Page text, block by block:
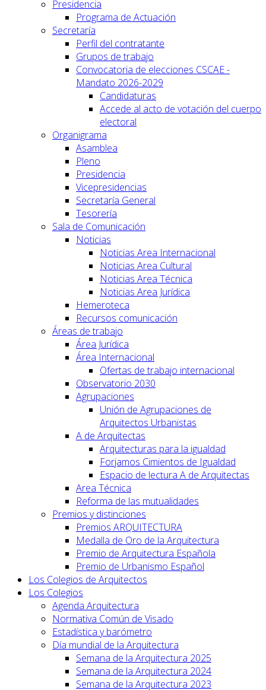
Presidencia
Programa de Actuación
Secretaría
Perfil del contratante
Grupos de trabajo
Convocatoria de elecciones CSCAE -
Mandato 2026-2029
Candidaturas
Accede al acto de votación del cuerpo
electoral
Organigrama
Asamblea
Pleno
Presidencia
Vicepresidencias
Secretaría General
Tesorería
Sala de Comunicación
Noticias
Noticias Area Internacional
Noticias Area Cultural
Noticias Area Técnica
Noticias Area Jurídica
Hemeroteca
Recursos comunicación
Áreas de trabajo
Área Jurídica
Área Internacional
Ofertas de trabajo internacional
Observatorio 2030
Agrupaciones
Unión de Agrupaciones de
Arquitectos Urbanistas
A de Arquitectas
Arquitecturas para la igualdad
Forjamos Cimientos de Igualdad
Espacio de lectura A de Arquitectas
Area Técnica
Reforma de las mutualidades
Premios y distinciones
Premios ARQUITECTURA
Medalla de Oro de la Arquitectura
Premio de Arquitectura Española
Premio de Urbanismo Español
Los Colegios de Arquitectos
Los Colegios
Agenda Arquitectura
Normativa Común de Visado
Estadística y barómetro
Día mundial de la Arquitectura
Semana de la Arquitectura 2025
Semana de la Arquitectura 2024
Semana de la Arquitectura 2023